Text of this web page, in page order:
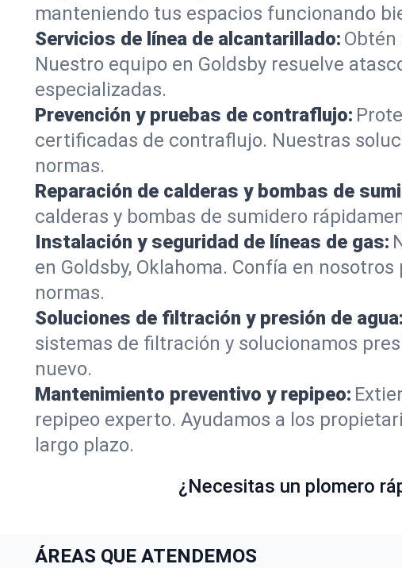
manteniendo tus espacios funcionando
Servicios de línea de alcantarillado:
Nuestro equipo en Goldsby resuelve
especializadas.
Prevención y pruebas de contraflujo:
certificadas de contraflujo. Nuestras
normas.
Reparación de calderas y bombas de
calderas y bombas de sumidero
Instalación y seguridad de líneas de gas:
en Goldsby, Oklahoma. Confía en
normas.
Soluciones de filtración y presión de agua:
sistemas de filtración y solucionamos
nuevo.
Mantenimiento preventivo y repipeo:
repipeo experto. Ayudamos a los
largo plazo.
¿Necesitas un plomero
ÁREAS QUE ATENDEMOS